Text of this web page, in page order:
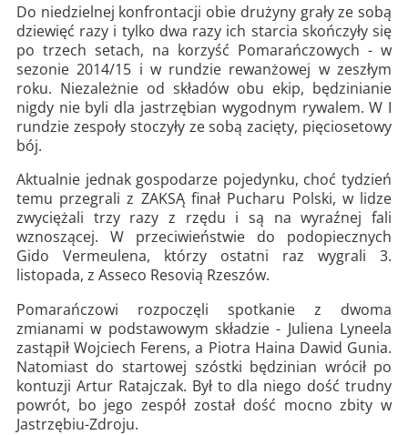
Do niedzielnej konfrontacji obie drużyny grały ze sobą
dziewięć razy i tylko dwa razy ich starcia skończyły się
po trzech setach, na korzyść Pomarańczowych - w
sezonie 2014/15 i w rundzie rewanżowej w zeszłym
roku. Niezależnie od składów obu ekip, będzinianie
nigdy nie byli dla jastrzębian wygodnym rywalem. W I
rundzie zespoły stoczyły ze sobą zacięty, pięciosetowy
bój.
Aktualnie jednak gospodarze pojedynku, choć tydzień
temu przegrali z ZAKSĄ finał Pucharu Polski, w lidze
zwyciężali trzy razy z rzędu i są na wyraźnej fali
wznoszącej. W przeciwieństwie do podopiecznych
Gido Vermeulena, którzy ostatni raz wygrali 3.
listopada, z Asseco Resovią Rzeszów.
Pomarańczowi rozpoczęli spotkanie z dwoma
zmianami w podstawowym składzie - Juliena Lyneela
zastąpił Wojciech Ferens, a Piotra Haina Dawid Gunia.
Natomiast do startowej szóstki będzinian wrócił po
kontuzji Artur Ratajczak. Był to dla niego dość trudny
powrót, bo jego zespół został dość mocno zbity w
Jastrzębiu-Zdroju.